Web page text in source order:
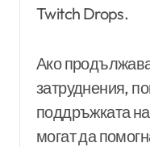
Twitch Drops.
Ако
затруднения,
поддръжката
могат да